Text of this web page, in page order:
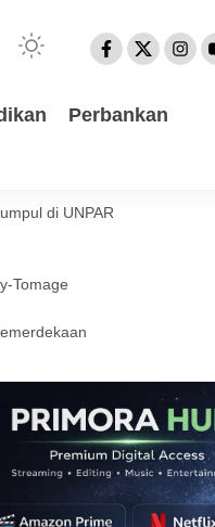
Perbankan
di UNPAR
Tomage